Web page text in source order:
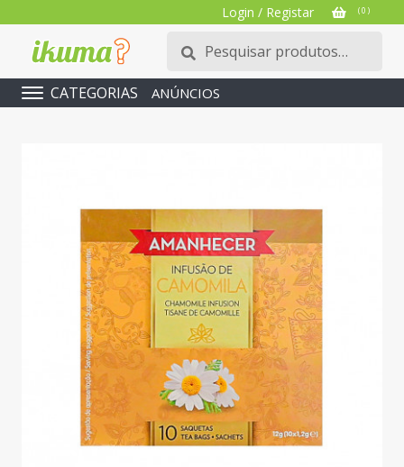
Login / Registar ( 0 )
Pesquisar
por:
Pesquisa
CATEGORIAS ANÚNCIOS